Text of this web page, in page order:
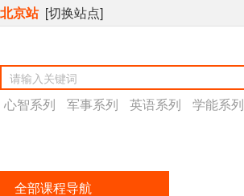
北京站 [切换站点]
心智系列 军事系列 英语系列 学能系列
全部课程导航